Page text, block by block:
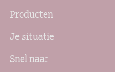
Producten
Je situatie
Snel naar